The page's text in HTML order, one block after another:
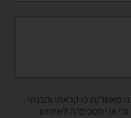
מאשר/ת כי קראתי והבנתי
וכי אני מסכים/ה לשימוש